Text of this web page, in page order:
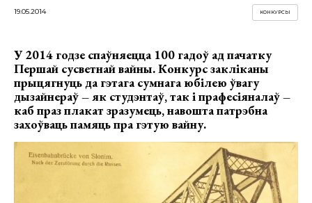
19.05.2014 КОНКУРСЫ
У 2014 годзе спаўняецца 100 гадоў ад пачатку
Першай сусветнай вайны. Конкурс закліканы
прыцягнуць да гэтага сумнага юбілею ўвагу
дызайнераў – як студэнтаў, так і прафесіяналаў –
каб праз плакат зразумець, навошта патрэбна
захоўваць памяць пра гэтую вайну.